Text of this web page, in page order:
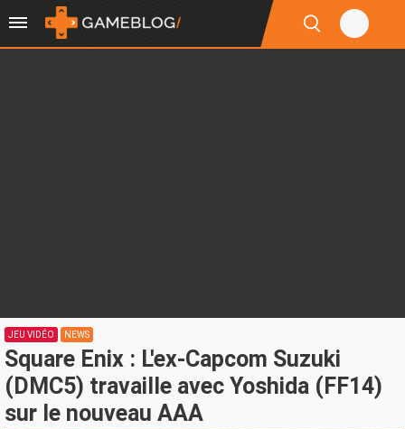
JEU VIDÉO NEWS
Square Enix : L'ex-Capcom Suzuki
(DMC5) travaille avec Yoshida (FF14)
sur le nouveau AAA